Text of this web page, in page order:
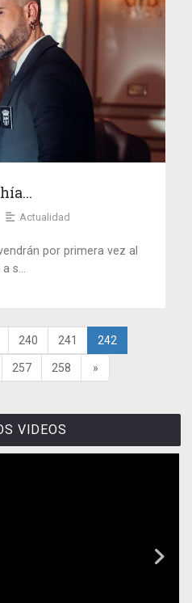
Actualidad
por primera vez al
s...
240 241 242
257 258 »
VIDEOS